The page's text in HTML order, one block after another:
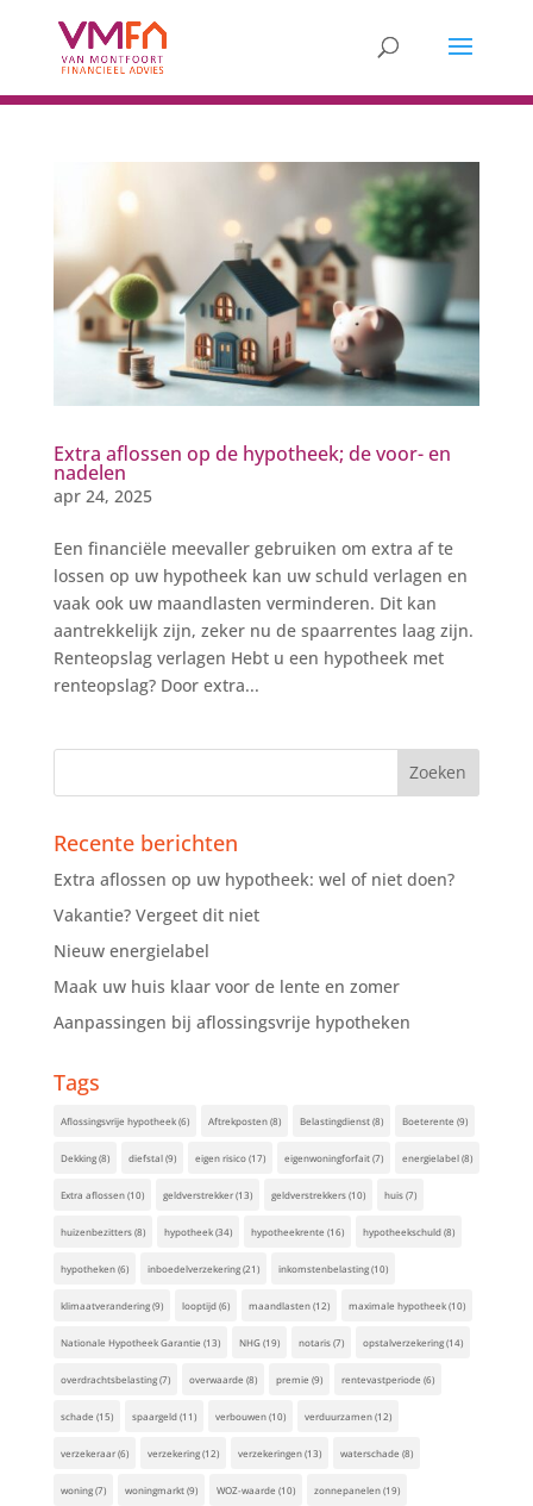
Extra aflossen op de hypotheek; de voor- en
nadelen
apr 24, 2025
Een financiële meevaller gebruiken om extra af te
lossen op uw hypotheek kan uw schuld verlagen en
vaak ook uw maandlasten verminderen. Dit kan
aantrekkelijk zijn, zeker nu de spaarrentes laag zijn.
Renteopslag verlagen Hebt u een hypotheek met
renteopslag? Door extra...
Recente berichten
Extra aflossen op uw hypotheek: wel of niet doen?
Vakantie? Vergeet dit niet
Nieuw energielabel
Maak uw huis klaar voor de lente en zomer
Aanpassingen bij aflossingsvrije hypotheken
Tags
Aflossingsvrije hypotheek(6) Aftrekposten(8) Belastingdienst(8) Boeterente (9)
Dekking(8) diefstal(9) eigen risico(17) eigenwoningforfait(7) energielabel(8)
Extra aflossen(10) geldverstrekker(13) geldverstrekkers(10) huis(7)
huizenbezitters(8) hypotheek(34) hypotheekrente (16) hypotheekschuld(8)
hypotheken(6) inboedelverzekering(21) inkomstenbelasting(10)
klimaatverandering(9) looptijd(6) maandlasten(12) maximale hypotheek(10)
Nationale Hypotheek Garantie (13) NHG(19) notaris(7) opstalverzekering(14)
overdrachtsbelasting(7) overwaarde (8) premie (9) rentevastperiode (6)
schade (15) spaargeld(11) verbouwen(10) verduurzamen(12)
verzekeraar(6) verzekering(12) verzekeringen(13) waterschade (8)
woning(7) woningmarkt(9) WOZ-waarde (10) zonnepanelen(19)